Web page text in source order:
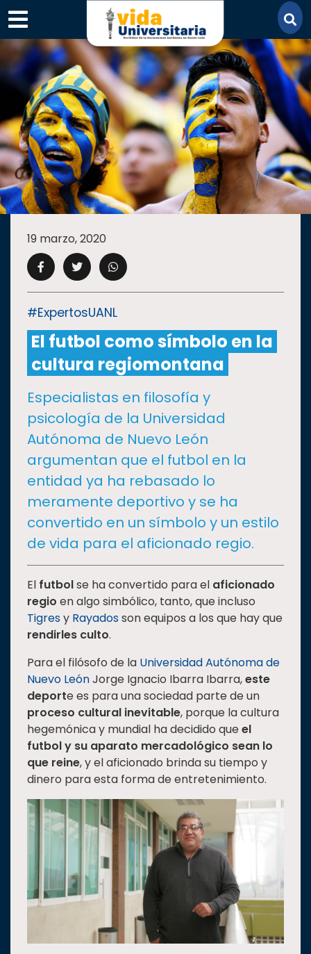
×
SECCIONES
ACADEMIA
CAMPUS UANL
CULTURA
I+D+IEXPERTOS
SALUD
SUSTENTABILIDAD
TEMAS
Oferta
educativa
Estudiantes
Rectoría
Investigación
Internacionalización
Responsabilidad
social
Vinculación
Historia
Universiada
Nacional
19 marzo, 2020
#ExpertosUANL
El futbol como símbolo en la
cultura regiomontana
Especialistas en filosofía y
psicología de la Universidad
Autónoma de Nuevo León
argumentan que el futbol en la
entidad ya ha rebasado lo
meramente deportivo y se ha
convertido en un símbolo y un estilo
de vida para el aficionado regio.
El futbolse ha convertido para el aficionado
regio en algo simbólico, tanto, que incluso
Tigresy Rayadosson equipos a los que hay que
rendirles culto.
Para el filósofo de la Universidad Autónoma de
Nuevo LeónJorge Ignacio Ibarra Ibarra,este
deporte es para una sociedad parte de un
proceso cultural inevitable, porque la cultura
hegemónica y mundial ha decidido queel
futbol y su aparato mercadológico sean lo
que reine, y el aficionado brinda su tiempo y
dinero para esta forma de entretenimiento.